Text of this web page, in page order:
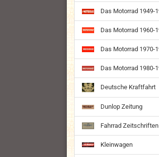
Das Motorrad 1949-
Das Motorrad 1960-
Das Motorrad 1970-
Das Motorrad 1980-
Deutsche Kraftfahrt
Dunlop Zeitung
Fahrrad Zeitschriften
Kleinwagen